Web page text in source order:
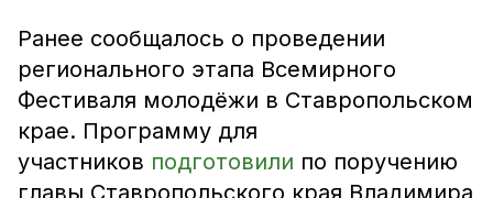
Ранее сообщалось о проведении
регионального этапа Всемирного
Фестиваля молодёжи в Ставропольском
крае. Программу для
участников подготовили по поручению
главы Ставропольского края Владимира